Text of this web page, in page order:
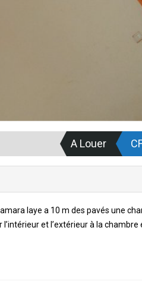
A Louer
laye a 10 m des pavés une
et l’extérieur à la